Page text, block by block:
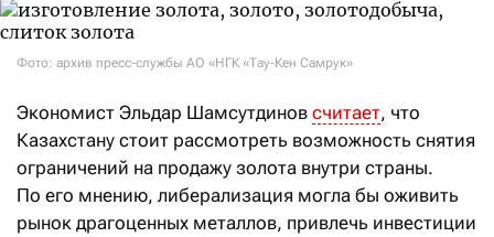
Фото: архив пресс-службы АО «НГК «Тау-Кен Самрук»
Экономист Эльдар Шамсутдинов считает, что
Казахстану стоит рассмотреть возможность снятия
ограничений на продажу золота внутри страны.
По его мнению, либерализация могла бы оживить
рынок драгоценных металлов, привлечь инвестиции